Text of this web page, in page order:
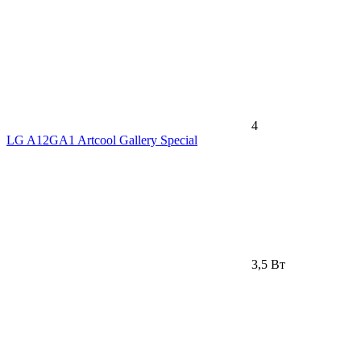
4
LG A12GA1 Artcool Gallery Special
3,5 Вт